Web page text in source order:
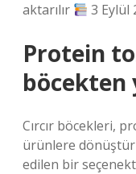
aktarılır
3 Eylül
Protein
böcekten
Cırcır böcekleri,
ürünlere
edilen bir